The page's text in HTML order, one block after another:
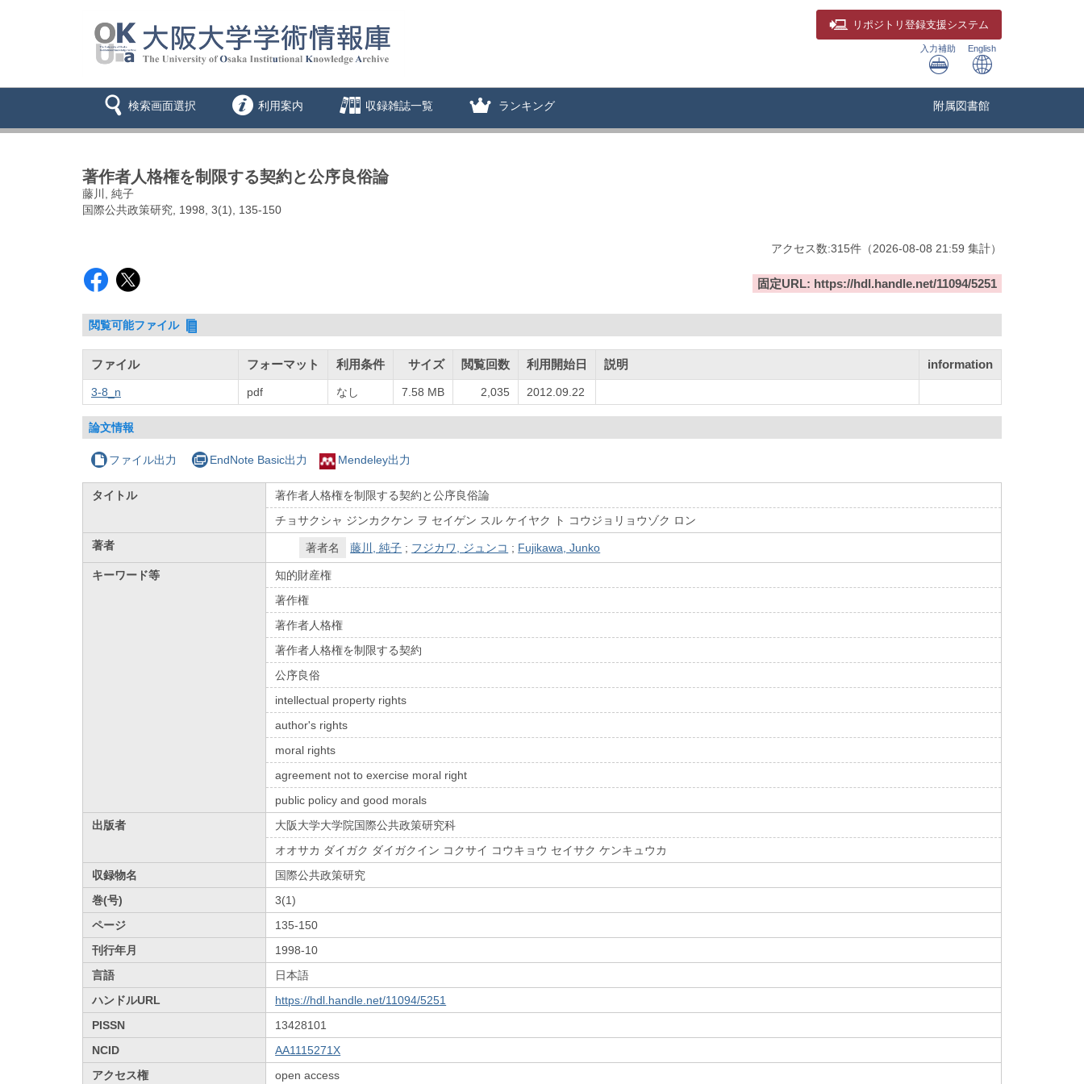
リポジトリ 登録支援システム
入力補助 English
検索画面選択 利用案内 収録雑誌一覧 ランキング 附属図書館
著作者人格権を制限する契約と公序良俗論
藤川, 純子
国際公共政策研究, 1998, 3(1), 135-150
アクセス数:315件 （2026-08-08 21:59 集計）
固定URL: https://hdl.handle.net/11094/5251
閲覧可能ファイル
ファイル フォーマット 利用条件 サイズ 閲覧回数 利用開始日 説明 information
3-8_n pdf なし 7.58 MB 2,035 2012.09.22
論文情報
ファイル出力 EndNote Basic出力 Mendeley出力
タイトル
著作者人格権を制限する契約と公序良俗論
チョサクシャ ジンカクケン ヲ セイゲン スル ケイヤク ト コウジョリョウゾク ロン
著者
著者名 藤川, 純子 ; フジカワ, ジュンコ ; Fujikawa, Junko
キーワード等
知的財産権
著作権
著作者人格権
著作者人格権を制限する契約
公序良俗
intellectual property rights
author's rights
moral rights
agreement not to exercise moral right
public policy and good morals
出版者
大阪大学大学院国際公共政策研究科
オオサカ ダイガク ダイガクイン コクサイ コウキョウ セイサク ケンキュウカ
収録物名
国際公共政策研究
巻(号)
3(1)
ページ
135-150
刊行年月
1998-10
言語
日本語
ハンドルURL
https://hdl.handle.net/11094/5251
PISSN
13428101
NCID
AA1115271X
アクセス権
open access